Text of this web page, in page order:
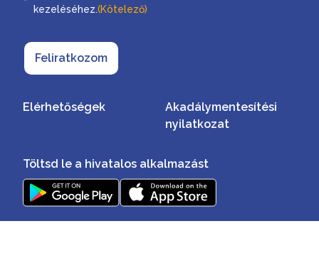
kezeléséhez.(Kötelező)
Feliratkozom
Elérhetőségek
Akadálymentesítési
nyilatkozat
Töltsd le a hivatalos alkalmazást